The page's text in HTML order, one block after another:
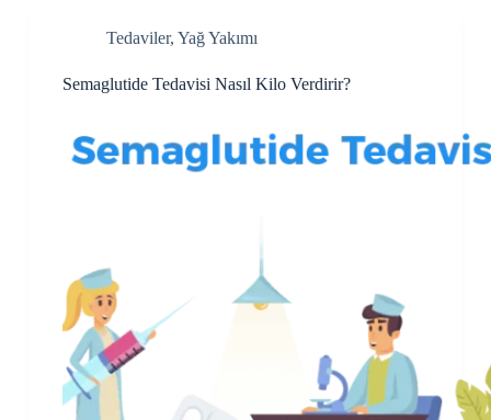
Tedaviler, Yağ Yakımı
Semaglutide Tedavisi Nasıl Kilo Verdirir?